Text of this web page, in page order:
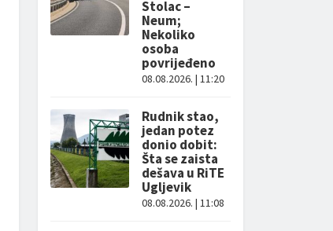
Stolac –
Neum;
Nekoliko
osoba
povrijeđeno
08.08.2026. | 11:20
Rudnik stao,
jedan potez
donio dobit:
Šta se zaista
dešava u RiTE
Ugljevik
08.08.2026. | 11:08